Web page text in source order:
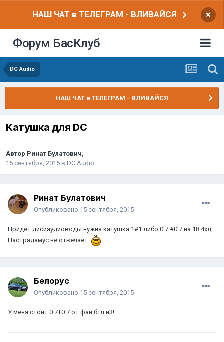
НАШ ЧАТ в ТЕЛЕГРАМ - ВЛИВАЙСЯ ×
Форум БасКлуб
DC Audio
НАШ ЧАТ в ТЕЛЕГРАМ - ВЛИВАЙСЯ
Катушка для DC
Автор Ринат Булатович,
15 сентября, 2015 в DC Audio
Ринат Булатович
Опубликовано 15 сентября, 2015
Придет дисиаудиоводы нужна катушка 1#1 либо 0'7 #0'7 на 18 4хл,
Настрадамус не отвечает.
Белорус
Опубликовано 15 сентября, 2015
У меня стоит 0.7+0.7 от фай бтл н3!